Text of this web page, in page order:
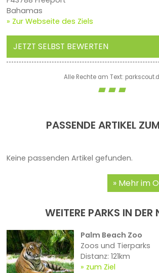
Bahamas
» Zur Webseite des Ziels
JETZT SELBST BEWERTEN
Alle Rechte am Text:
PASSENDE ARTIKEL
Keine passenden Artikel gefunden.
Mehr im
WEITERE PARKS IN DER
Palm Beach Zoo
Zoos und Tierparks
Distanz: 121km
zum Ziel